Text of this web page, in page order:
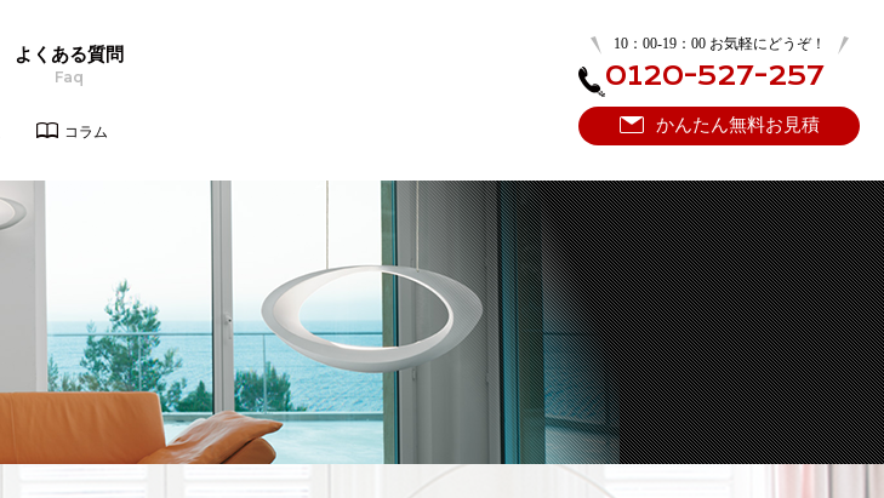
よくある質問
Faq
コラム
10：00-19：00 お気軽にどうぞ！
0120-527-257
かんたん無料お見積